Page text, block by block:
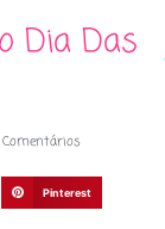
Dia Das
Pinterest